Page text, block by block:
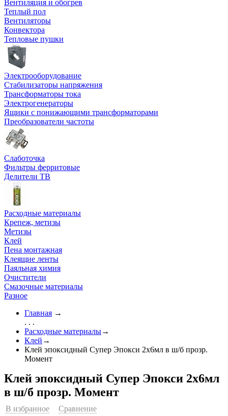
Вентиляция и обогрев
Теплый пол
Вентиляторы
Конвектора
Тепловые пушки
Электрооборудование
Стабилизаторы напряжения
Трансформаторы тока
Электрогенераторы
Ящики с понижающими трансформаторами
Преобразователи частоты
Слаботочка
Фильтры ферритовые
Делители ТВ
Расходные материалы
Крепеж, метизы
Метизы
Клей
Пена монтажная
Клеящие ленты
Паяльная химия
Очистители
Смазочные материалы
Разное
Главная →
. . .
Расходные материалы→
Клей →
Клей эпоксидный Супер Эпокси 2х6мл в ш/б прозр.
Момент
Клей эпоксидный Супер Эпокси 2х6мл
в ш/б прозр. Момент
В избранное Сравнение